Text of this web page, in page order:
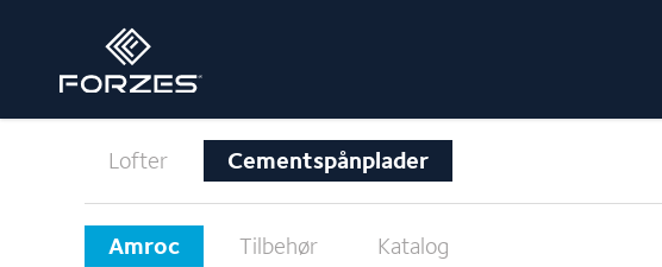
Lofter Cementspånplader
Amroc Tilbehør Katalog